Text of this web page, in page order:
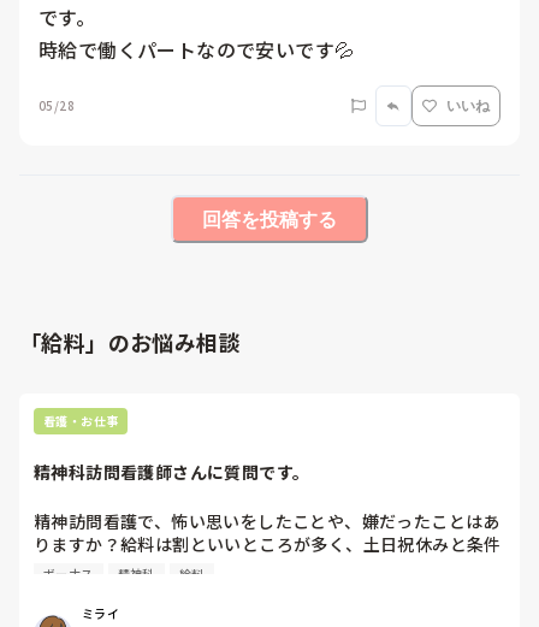
です。
時給で働くパートなので安いです💦
05/28 いいね
回答を投稿する
「給料」のお悩み相談
看護・お仕事
精神科訪問看護師さんに質問です。
精神訪問看護で、怖い思いをしたことや、嫌だったことはあ
りますか？給料は割といいところが多く、土日祝休みと条件
はいいところが多いイメージですが。実際に勤務したことが
ったことなどありましたら教えてください。
ボーナス 精神科 給料
ミライ